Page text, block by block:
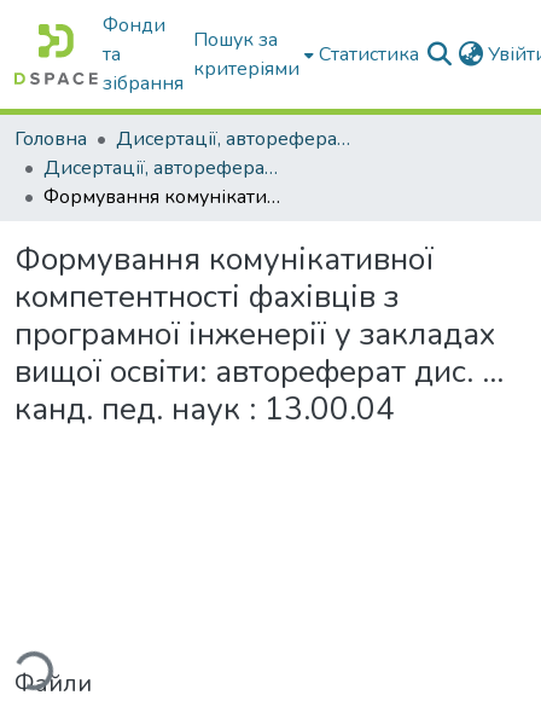
Фонди
та
зібрання
Пошук за
критеріями
Статистика
Головна
Дисертації, автореферати дисертацій
Дисертації, автореферати дисертацій
Формування комунікативної компетентності фахівців з програмної інженерії у закладах вищої освіти: автореферат дис. ... канд. пед. наук : 13.00.04
Формування комунікативної
компетентності фахівців з
програмної інженерії у закладах
вищої освіти: автореферат дис. ...
канд. пед. наук : 13.00.04
Файли